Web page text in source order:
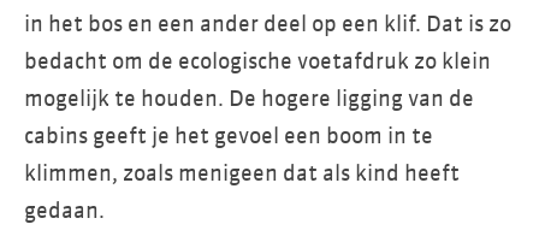
in het bos en een ander deel op een klif. Dat is zo
bedacht om de ecologische voetafdruk zo klein
mogelijk te houden. De hogere ligging van de
cabins geeft je het gevoel een boom in te
klimmen, zoals menigeen dat als kind heeft
gedaan.